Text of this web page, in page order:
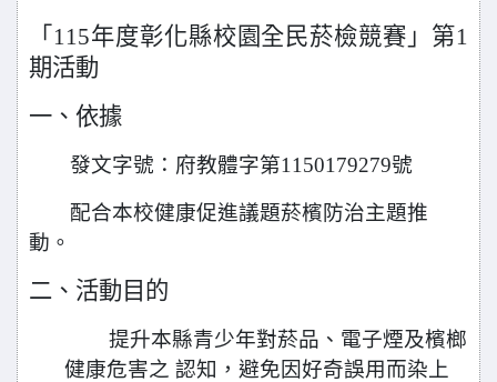
「115年度彰化縣校園全民菸檢競賽」第1
期活動
一、依據
發文字號：府教體字第1150179279號
配合本校健康促進議題菸檳防治主題推
動。
二、活動目的
提升本縣青少年對菸品、電子煙及檳榔
健康危害之 認知，避免因好奇誤用而染上